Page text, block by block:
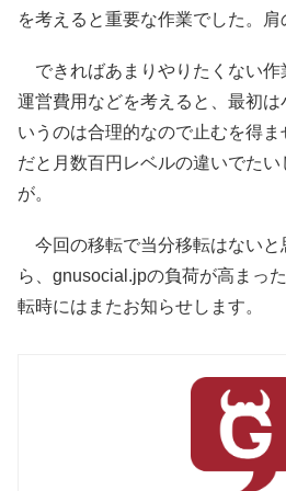
を考えると重要な作業でした。肩
できればあまりやりたくない
運営費用などを考えると、最初
いうのは合理的なので止むを得
だと月数百円レベルの違いでた
が。
今回の移転で当分移転はない
ら、gnusocial.jpの負荷が高まっ
転時にはまたお知らせします。